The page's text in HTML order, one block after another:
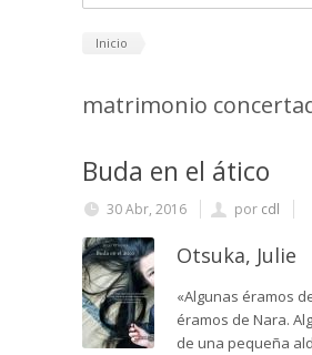
Inicio
matrimonio
Buda en el ático
30 Abr, 2016 por cdl
Otsuka, Julie
«Algunas éramos
éramos de Nara.
de una pequeña